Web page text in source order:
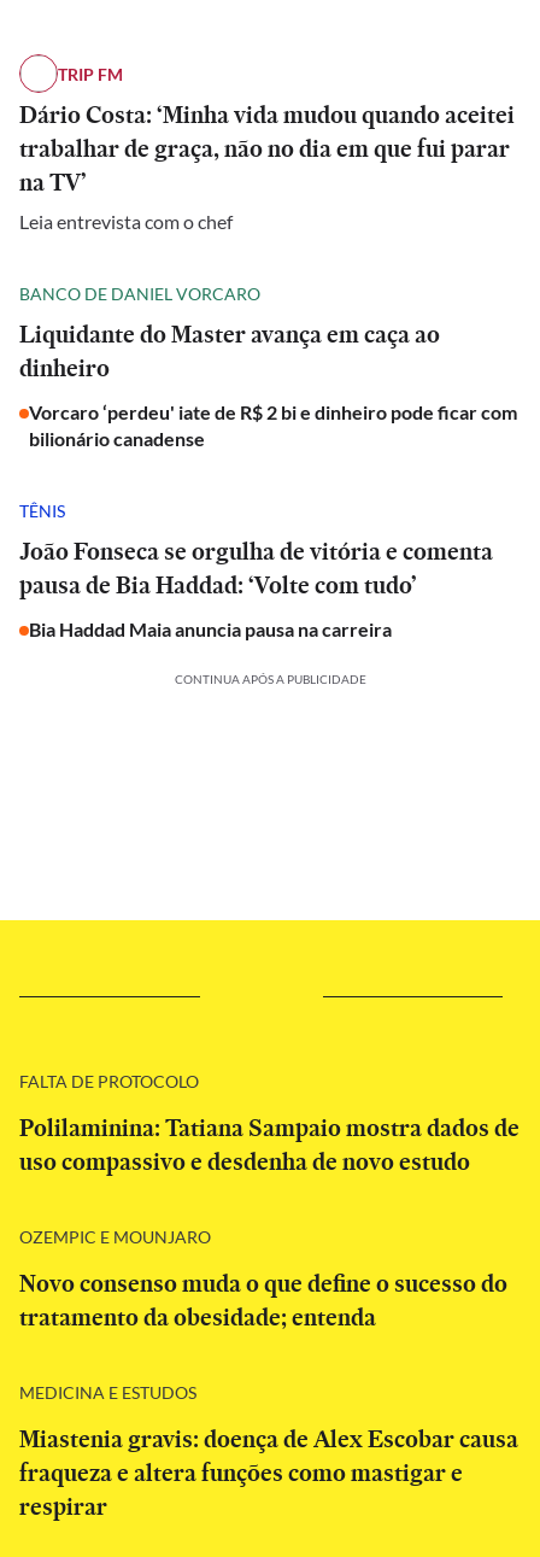
TRIP FM
Dário Costa: ‘Minha vida mudou quando aceitei
trabalhar de graça, não no dia em que fui parar
na TV’
Leia entrevista com o chef
BANCO DE DANIEL VORCARO
Liquidante do Master avança em caça ao
dinheiro
Vorcaro ‘perdeu' iate de R$ 2 bi e dinheiro pode ficar com
bilionário canadense
TÊNIS
João Fonseca se orgulha de vitória e comenta
pausa de Bia Haddad: ‘Volte com tudo’
Bia Haddad Maia anuncia pausa na carreira
CONTINUA APÓS A PUBLICIDADE
FALTA DE PROTOCOLO
Polilaminina: Tatiana Sampaio mostra dados de
uso compassivo e desdenha de novo estudo
OZEMPIC E MOUNJARO
Novo consenso muda o que define o sucesso do
tratamento da obesidade; entenda
MEDICINA E ESTUDOS
Miastenia gravis: doença de Alex Escobar causa
fraqueza e altera funções como mastigar e
respirar